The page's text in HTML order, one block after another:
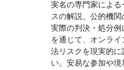
実名の専門家による
スの解説、公的機関
実際の判決・処分例
を通じて、オンライ
法リスクを現実的に
い。安易な参加や境